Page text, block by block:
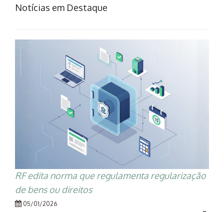
Notícias em Destaque
RF edita norma que regulamenta regularização
de bens ou direitos
05/01/2026